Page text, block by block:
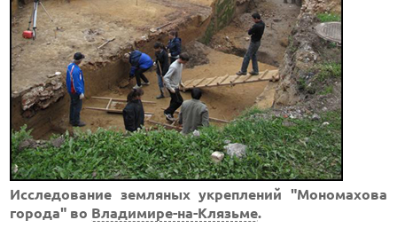
Исследование земляных укреплений "Мономахова
города" во Владимире-на-Клязьме.